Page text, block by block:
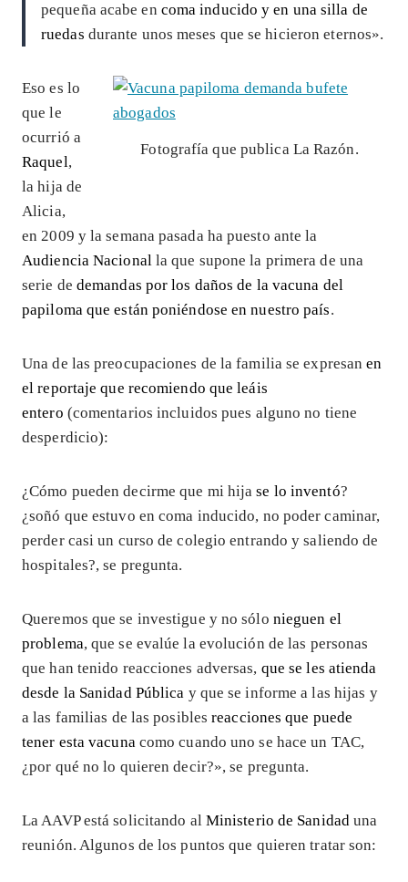
pequeña acabe en coma inducido y en una silla de
ruedas durante unos meses que se hicieron eternos».
Fotografía que publica La Razón.
Eso es lo
que le
ocurrió a
Raquel,
la hija de
Alicia,
en 2009 y la semana pasada ha puesto ante la
Audiencia Nacional la que supone la primera de una
serie de demandas por los daños de la vacuna del
papiloma que están poniéndose en nuestro país.
Una de las preocupaciones de la familia se expresanen
el reportaje que recomiendo que leáis
entero (comentarios incluidos pues alguno no tiene
desperdicio):
¿Cómo pueden decirme que mi hijase lo inventó?
¿soñó que estuvo en coma inducido, no poder caminar,
perder casi un curso de colegio entrando y saliendo de
hospitales?, se pregunta.
Queremos que se investigue y no sólo nieguen el
problema, que se evalúe la evolución de las personas
que han tenido reacciones adversas, que se les atienda
desde la Sanidad Pública y que se informe a las hijas y
a las familias de las posiblesreacciones que puede
tener esta vacuna como cuando uno se hace un TAC,
¿por qué no lo quieren decir?», se pregunta.
La AAVP está solicitando al Ministerio de Sanidad una
reunión. Algunos de los puntos que quieren tratar son: